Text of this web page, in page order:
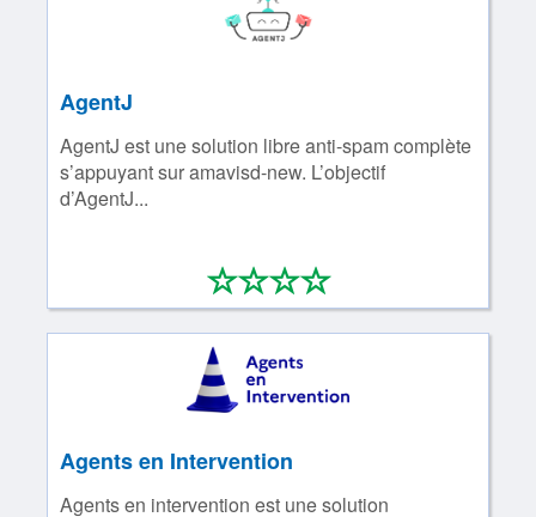
AgentJ
AgentJ est une solution libre anti-spam complète
s’appuyant sur amavisd-new. L’objectif
d’AgentJ...
****
0/4
Agents en Intervention
Agents en intervention est une solution